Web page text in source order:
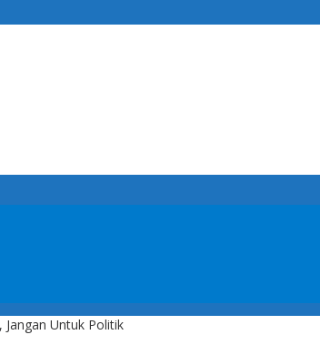
Untuk Politik